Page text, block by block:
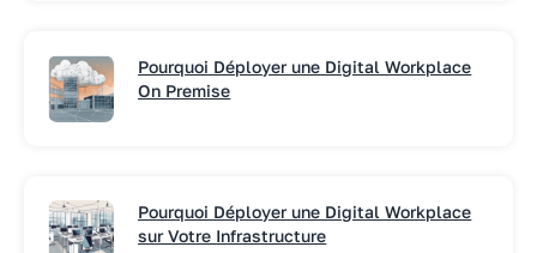
Pourquoi Déployer une Digital Workplace
On Premise
Pourquoi Déployer une Digital Workplace
sur Votre Infrastructure